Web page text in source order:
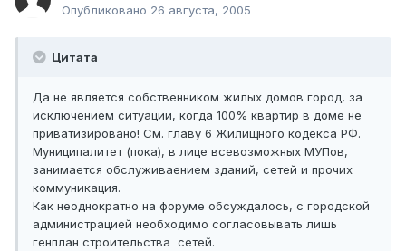
Опубликовано 26 августа, 2005
Цитата
Да не является собственником жилых домов город, за
исключением ситуации, когда 100% квартир в доме не
приватизировано! См. главу 6 Жилищного кодекса РФ.
Муниципалитет (пока), в лице всевозможных МУПов,
занимается обслуживаением зданий, сетей и прочих
коммуникация.
Как неоднократно на форуме обсуждалось, с городской
администрацией необходимо согласовывать лишь
генплан строительства сетей.